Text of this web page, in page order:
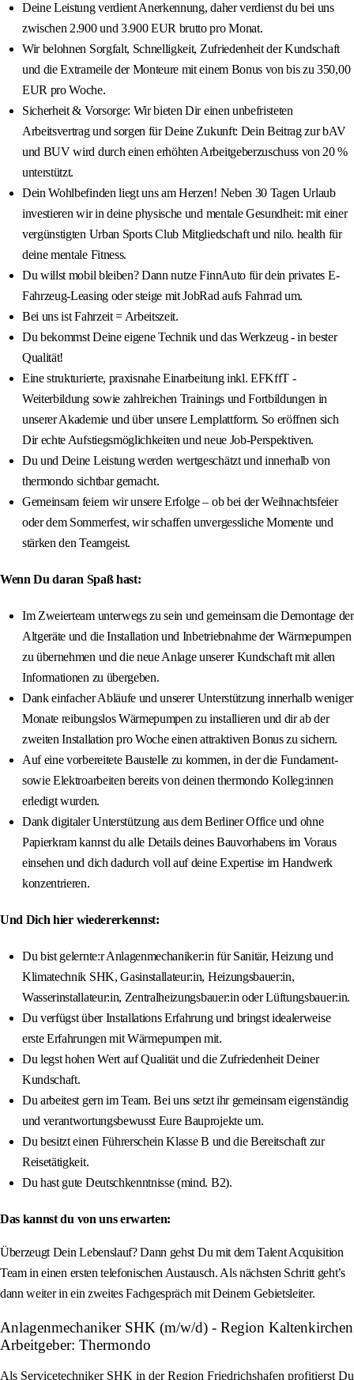
Deine Leistung verdient Anerkennung, daher verdienst du bei uns
zwischen 2.900 und 3.900 EUR brutto pro Monat.
Wir belohnen Sorgfalt, Schnelligkeit, Zufriedenheit der Kundschaft
und die Extrameile der Monteure mit einem Bonus von bis zu 350,00
EUR pro Woche.
Sicherheit & Vorsorge: Wir bieten Dir einen unbefristeten
Arbeitsvertrag und sorgen für Deine Zukunft: Dein Beitrag zur bAV
und BUV wird durch einen erhöhten Arbeitgeberzuschuss von 20 %
unterstützt.
Dein Wohlbefinden liegt uns am Herzen! Neben 30 Tagen Urlaub
investieren wir in deine physische und mentale Gesundheit: mit einer
vergünstigten Urban Sports Club Mitgliedschaft und nilo. health für
deine mentale Fitness.
Du willst mobil bleiben? Dann nutze FinnAuto für dein privates E-
Fahrzeug-Leasing oder steige mit JobRad aufs Fahrrad um.
Bei uns ist Fahrzeit = Arbeitszeit.
Du bekommst Deine eigene Technik und das Werkzeug - in bester
Qualität!
Eine strukturierte, praxisnahe Einarbeitung inkl. EFKffT -
Weiterbildung sowie zahlreichen Trainings und Fortbildungen in
unserer Akademie und über unsere Lernplattform. So eröffnen sich
Dir echte Aufstiegsmöglichkeiten und neue Job-Perspektiven.
Du und Deine Leistung werden wertgeschätzt und innerhalb von
thermondo sichtbar gemacht.
Gemeinsam feiern wir unsere Erfolge – ob bei der Weihnachtsfeier
oder dem Sommerfest, wir schaffen unvergessliche Momente und
stärken den Teamgeist.
Wenn Du daran Spaß hast:
Im Zweierteam unterwegs zu sein und gemeinsam die Demontage der
Altgeräte und die Installation und Inbetriebnahme der Wärmepumpen
zu übernehmen und die neue Anlage unserer Kundschaft mit allen
Informationen zu übergeben.
Dank einfacher Abläufe und unserer Unterstützung innerhalb weniger
Monate reibungslos Wärmepumpen zu installieren und dir ab der
zweiten Installation pro Woche einen attraktiven Bonus zu sichern.
Auf eine vorbereitete Baustelle zu kommen, in der die Fundament-
sowie Elektroarbeiten bereits von deinen thermondo Kolleg:innen
erledigt wurden.
Dank digitaler Unterstützung aus dem Berliner Office und ohne
Papierkram kannst du alle Details deines Bauvorhabens im Voraus
einsehen und dich dadurch voll auf deine Expertise im Handwerk
konzentrieren.
Und Dich hier wiedererkennst:
Du bist gelernte:r Anlagenmechaniker:in für Sanitär, Heizung und
Klimatechnik SHK, Gasinstallateur:in, Heizungsbauer:in,
Wasserinstallateur:in, Zentralheizungsbauer:in oder Lüftungsbauer:in.
Du verfügst über Installations Erfahrung und bringst idealerweise
erste Erfahrungen mit Wärmepumpen mit.
Du legst hohen Wert auf Qualität und die Zufriedenheit Deiner
Kundschaft.
Du arbeitest gern im Team. Bei uns setzt ihr gemeinsam eigenständig
und verantwortungsbewusst Eure Bauprojekte um.
Du besitzt einen Führerschein Klasse B und die Bereitschaft zur
Reisetätigkeit.
Du hast gute Deutschkenntnisse (mind. B2).
Das kannst du von uns erwarten:
Überzeugt Dein Lebenslauf? Dann gehst Du mit dem Talent Acquisition
Team in einen ersten telefonischen Austausch. Als nächsten Schritt geht’s
dann weiter in ein zweites Fachgespräch mit Deinem Gebietsleiter.
Anlagenmechaniker SHK (m/w/d) - Region Kaltenkirchen
Arbeitgeber: Thermondo
Als Servicetechniker SHK in der Region Friedrichshafen profitierst Du